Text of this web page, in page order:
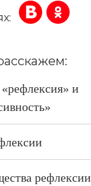
и
рефлексии